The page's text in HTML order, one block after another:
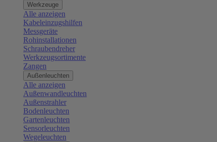
Werkzeuge
Alle anzeigen
Kabeleinzugshilfen
Messgeräte
Rohinstallationen
Schraubendreher
Werkzeugsortimente
Zangen
Außenleuchten
Alle anzeigen
Außenwandleuchten
Außenstrahler
Bodenleuchten
Gartenleuchten
Sensorleuchten
Wegeleuchten